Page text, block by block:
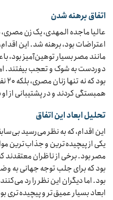
اتفاق بره‎نه شدن
عالیا ماجده المهدی، یک زن مصری،
اعتراضات بود، برهنه شد. این
مانند مصر بسیار توهین‌آمیز
دوردست به شوک و تعجب بیفتند.
همبستگی کردند و در پشتیبانی از
تحلیل ابعاد این اتفاق
این اقدام، که به نظر می‌رسید
یکی از پیچیده‌ترین و جذاب‌ترین
مصر بود. برخی از ناظران معتقدند
بود که برای جلب توجه جهانی به
بود. اما دیگران این نظر را رد
ابعاد بسیار عمیق‌تر و پیچیده‌تری